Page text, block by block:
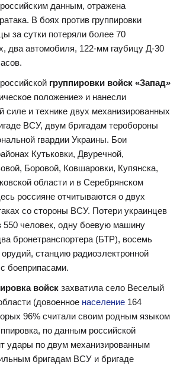
данным, отражена
В боях против группировки
за сутки потеряли более 70
два автомобиля, 122-мм гаубицу Д-30
группировки войск «Запад»
положение» и нанесли
силе и технике двух механизированных
ВСУ, двум бригадам теробороны
гвардии Украины. Бои
Кутьковки, Двуречной,
Боровой, Ковшаровки, Купянска,
области и в Серебрянском
россияне отчитываются о двух
со стороны ВСУ. Потери украинцев
550 человек, одну боевую машину
бронетранспортера (БТР), восемь
станцию радиоэлектронной
боеприпасами.
войск захватила село Веселый
(довоенное население 164
96% считали своим родным языком
по данным российской
удары по двум механизированным
бригадам ВСУ и бригаде